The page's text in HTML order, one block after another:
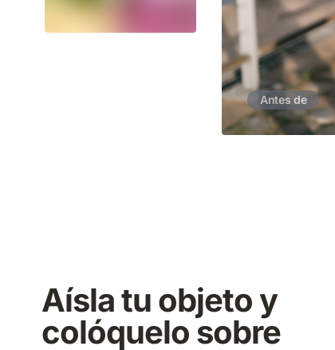
Antes de
Aísla tu objeto y
colóquelo sobre